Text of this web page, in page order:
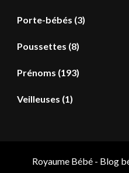
Porte-bébés (3)
Poussettes (8)
Prénoms (193)
Veilleuses (1)
Royaume Bébé - Blog